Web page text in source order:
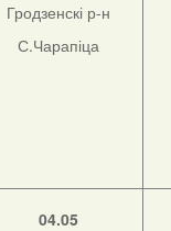
Гродзенскі р-н
С.Чарапіца
04.05